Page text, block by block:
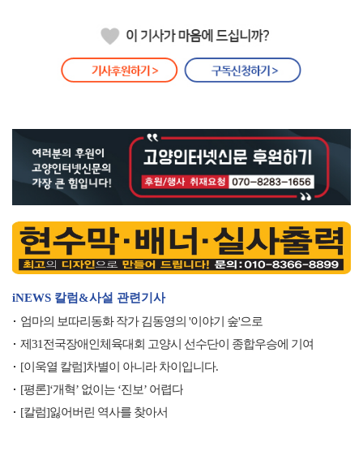
iNEWS 칼럼&사설 관련기사
엄마의 보따리동화 작가 김동영의 '이야기 숲'으로
제31전국장애인체육대회 고양시 선수단이 종합우승에 기여
[이욱열 칼럼]차별이 아니라 차이입니다.
[평론]‘개혁’ 없이는 ‘진보’ 어렵다
[칼럼]잃어버린 역사를 찾아서